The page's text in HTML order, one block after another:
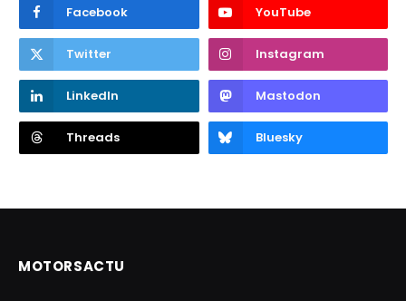
Facebook YouTube
Twitter Instagram
LinkedIn Mastodon
Threads Bluesky
MOTORSACTU